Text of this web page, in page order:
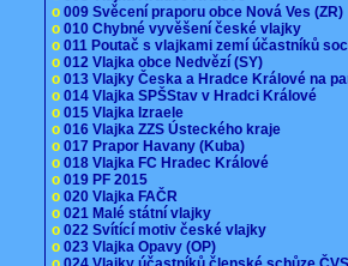
o 009 Svěcení praporu obce Nová Ves
o 010 Chybné vyvěšení české vlajky
o 011 Poutač s vlajkami zemí účastníků
o 012 Vlajka obce Nedvězí (SY)
o 013 Vlajky Česka a Hradce Králové na
o 014 Vlajka SPŠStav v Hradci Králové
o 015 Vlajka Izraele
o 016 Vlajka ZZS Ústeckého kraje
o 017 Prapor Havany (Kuba)
o 018 Vlajka FC Hradec Králové
o 019 PF 2015
o 020 Vlajka FAČR
o 021 Malé státní vlajky
o 022 Svítící motiv české vlajky
o 023 Vlajka Opavy (OP)